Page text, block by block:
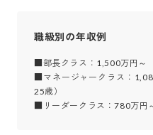
職級別の年収例
■部長クラス：1,500万円～
■マネージャークラス：
25歳）
■リーダークラス：780万円